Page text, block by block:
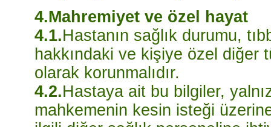
4.Mahremiyet ve özel hayat
4.1.Hastanın sağlık durumu,
hakkındaki ve kişiye özel diğer
olarak korunmalıdır.
4.2.Hastaya ait bu bilgiler,
mahkemenin kesin isteği